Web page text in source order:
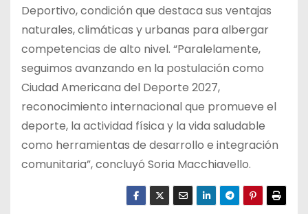
Deportivo, condición que destaca sus ventajas
naturales, climáticas y urbanas para albergar
competencias de alto nivel. “Paralelamente,
seguimos avanzando en la postulación como
Ciudad Americana del Deporte 2027,
reconocimiento internacional que promueve el
deporte, la actividad física y la vida saludable
como herramientas de desarrollo e integración
comunitaria”, concluyó Soria Macchiavello.